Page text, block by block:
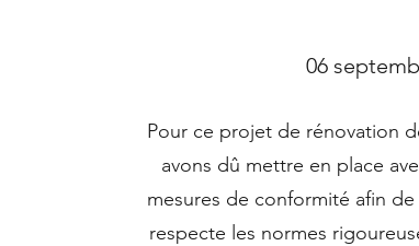
06
Pour ce projet de rénovation
avons dû mettre en place
mesures de conformité afin de
respecte les normes